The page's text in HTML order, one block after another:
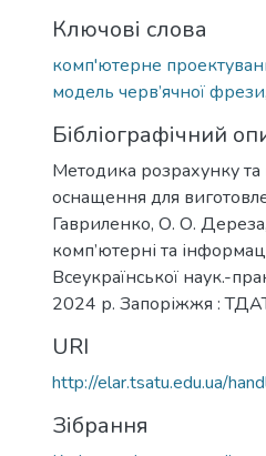
Ключові слова
комп'ютерне
модель черв’ячної фрези,
Бібліографічний
Методика розрахунку та
оснащення для
Гавриленко, О. О.
комп’ютерні та
Всеукраїнської наук.-
2024 р. Запоріжжя :
URI
http://elar.tsatu.edu.ua/
Зібрання